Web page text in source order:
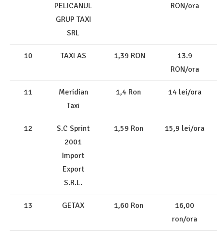
PELICANUL
GRUP TAXI
SRL
RON/ora
10 TAXI AS 1,39 RON
13.9
RON/ora
11
Meridian
Taxi
1,4 Ron 14 lei/ora
12
S.C Sprint
2001
Import
Export
S.R.L.
1,59 Ron 15,9 lei/ora
13 GETAX 1,60 Ron
16,00
ron/ora